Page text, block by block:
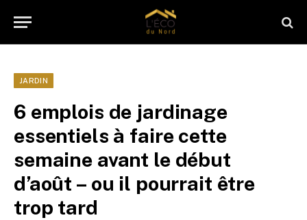
JARDIN
6 emplois de jardinage
essentiels à faire cette
semaine avant le début
d’août – ou il pourrait être
trop tard